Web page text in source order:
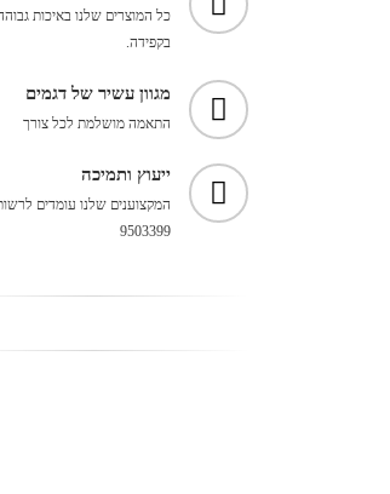
כל המוצרים שלנו באיכות
בקפידה.
מגוון עשיר של דגמים
התאמה מושלמת לכל צורך
ייעוץ ותמיכה
9503399